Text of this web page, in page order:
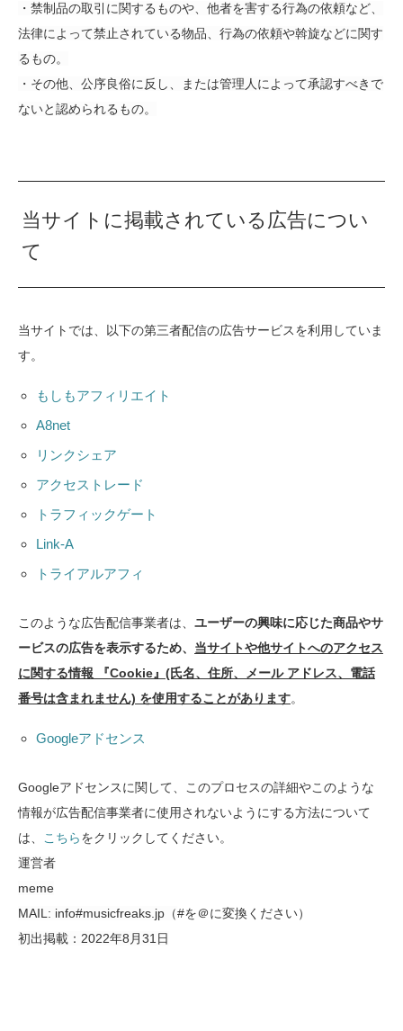
・禁制品の取引に関するものや、他者を害する行為の依頼など、
法律によって禁止されている物品、行為の依頼や斡旋などに関す
るもの。
・その他、公序良俗に反し、または管理人によって承認すべきで
ないと認められるもの。
当サイトに掲載されている広告につい
て
当サイトでは、以下の第三者配信の広告サービスを利用していま
す。
もしもアフィリエイト
A8net
リンクシェア
アクセストレード
トラフィックゲート
Link-A
トライアルアフィ
このような広告配信事業者は、 ユーザーの興味に応じた商品やサ
ービスの広告を表示するため、 当サイトや他サイトへのアクセス
に関する情報 『Cookie』(氏名、住所、メール アドレス、電話
番号は含まれません) を使用することがあります。
Googleアドセンス
Googleアドセンスに関して、このプロセスの詳細やこのような
情報が広告配信事業者に使用されないようにする方法について
は、
こちらをクリックしてください。
運営者
meme
MAIL: info#musicfreaks.jp（#を＠に変換ください）
初出掲載： 2022年8月31日